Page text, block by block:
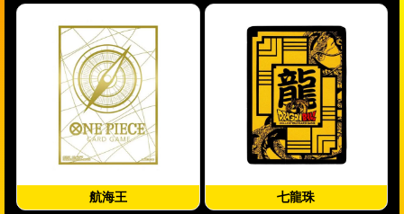
航海王 七龍珠